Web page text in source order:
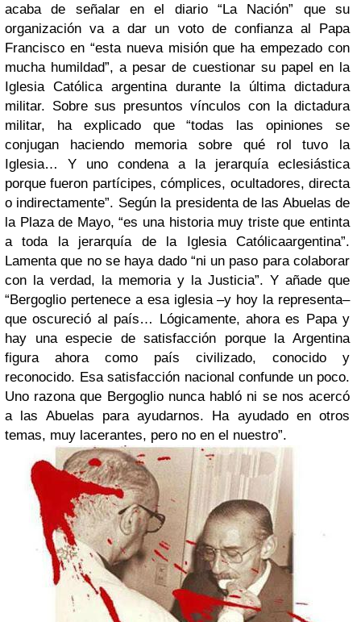
acaba de señalar en el diario “La Nación” que su
organización va a dar un voto de confianza al Papa
Francisco en “esta nueva misión que ha empezado con
mucha humildad”, a pesar de cuestionar su papel en la
Iglesia Católica argentina durante la última dictadura
militar. Sobre sus presuntos vínculos con la dictadura
militar, ha explicado que “todas las opiniones se
conjugan haciendo memoria sobre qué rol tuvo la
Iglesia… Y uno condena a la jerarquía eclesiástica
porque fueron partícipes, cómplices, ocultadores, directa
o indirectamente”. Según la presidenta de las Abuelas de
la Plaza de Mayo, “es una historia muy triste que entinta
a toda la jerarquía de la Iglesia Católicaargentina”.
Lamenta que no se haya dado “ni un paso para colaborar
con la verdad, la memoria y la Justicia”. Y añade que
“Bergoglio pertenece a esa iglesia –y hoy la representa–
que oscureció al país… Lógicamente, ahora es Papa y
hay una especie de satisfacción porque la Argentina
figura ahora como país civilizado, conocido y
reconocido. Esa satisfacción nacional confunde un poco.
Uno razona que Bergoglio nunca habló ni se nos acercó
a las Abuelas para ayudarnos. Ha ayudado en otros
temas, muy lacerantes, pero no en el nuestro”.